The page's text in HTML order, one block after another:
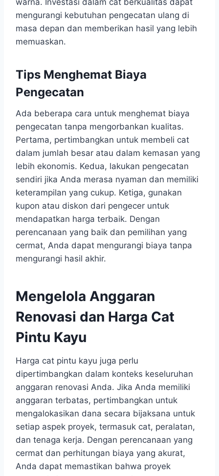
mengurangi kebutuhan pengecatan ulang di
masa depan dan memberikan hasil yang lebih
memuaskan.
Tips Menghemat Biaya
Pengecatan
Ada beberapa cara untuk menghemat biaya
pengecatan tanpa mengorbankan kualitas.
Pertama, pertimbangkan untuk membeli cat
dalam jumlah besar atau dalam kemasan yang
lebih ekonomis. Kedua, lakukan pengecatan
sendiri jika Anda merasa nyaman dan memiliki
keterampilan yang cukup. Ketiga, gunakan
kupon atau diskon dari pengecer untuk
mendapatkan harga terbaik. Dengan
perencanaan yang baik dan pemilihan yang
cermat, Anda dapat mengurangi biaya tanpa
mengurangi hasil akhir.
Mengelola Anggaran
Renovasi dan Harga Cat
Pintu Kayu
Harga cat pintu kayu juga perlu
dipertimbangkan dalam konteks keseluruhan
anggaran renovasi Anda. Jika Anda memiliki
anggaran terbatas, pertimbangkan untuk
mengalokasikan dana secara bijaksana untuk
setiap aspek proyek, termasuk cat, peralatan,
dan tenaga kerja. Dengan perencanaan yang
cermat dan perhitungan biaya yang akurat,
Anda dapat memastikan bahwa proyek